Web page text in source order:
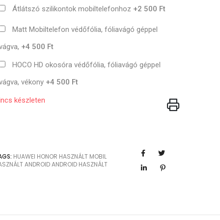
Átlátszó szilikontok mobiltelefonhoz +2 500 Ft
Matt Mobiltelefon védőfólia, fóliavágó géppel
+4 500 Ft
HOCO HD okosóra védőfólia, fóliavágó géppel
vékony +4 500 Ft
készleten
HUAWEI HONOR HASZNÁLT MOBIL
ANDROIDANDROID HASZNÁLT